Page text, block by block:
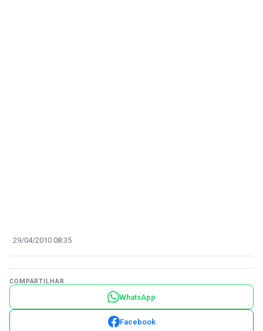
29/04/2010 08:35
COMPARTILHAR
WhatsApp
Facebook